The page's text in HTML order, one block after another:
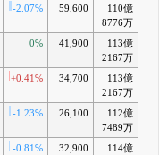
-2.07% 59,600
110億
8776万
0% 41,900
113億
2167万
+0.41% 34,700
113億
2167万
-1.23% 26,100
112億
7489万
-0.81% 32,900
114億